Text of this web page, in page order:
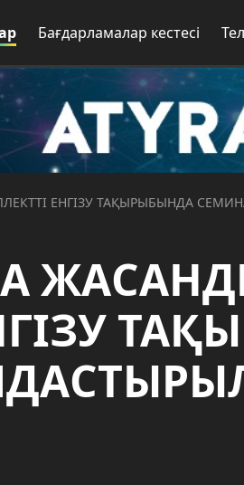
Бағдарламалар кестесі
ЕНГІЗУ ТАҚЫРЫБЫНДА